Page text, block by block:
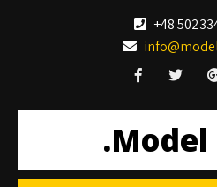
+48
.Model